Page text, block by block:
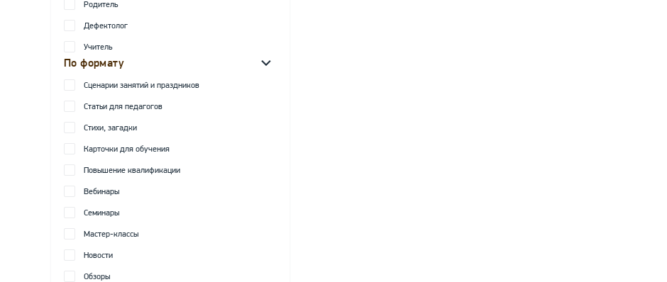
Родитель
Дефектолог
Учитель
По формату
Сценарии занятий и праздников
Статьи для педагогов
Стихи, загадки
Карточки для обучения
Повышение квалификации
Вебинары
Семинары
Мастер-классы
Новости
Обзоры